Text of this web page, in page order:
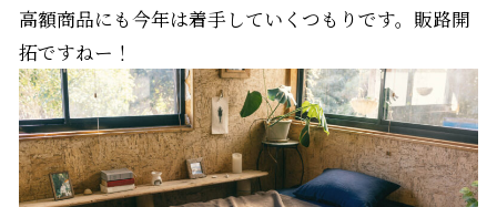
高額商品にも今年は着手していくつもりです。販路開
拓ですねー！